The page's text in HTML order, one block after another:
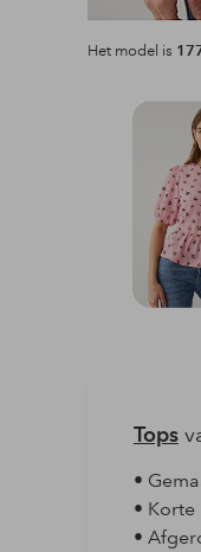
Het model is
Tops
•
•
•